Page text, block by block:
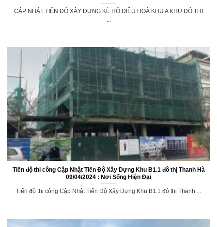
CẬP NHẬT TIẾN ĐỘ XÂY DỰNG KÈ HỒ ĐIỀU HOÀ KHU A KHU ĐÔ THỊ
Tiến độ thi công Cập Nhật Tiến Độ Xây Dựng Khu B1.1 đô thị Thanh Hà
09/04/2024 : Nơi Sống Hiện Đại
Tiến độ thi công Cập Nhật Tiến Độ Xây Dựng Khu B1.1 đô thị Thanh ...